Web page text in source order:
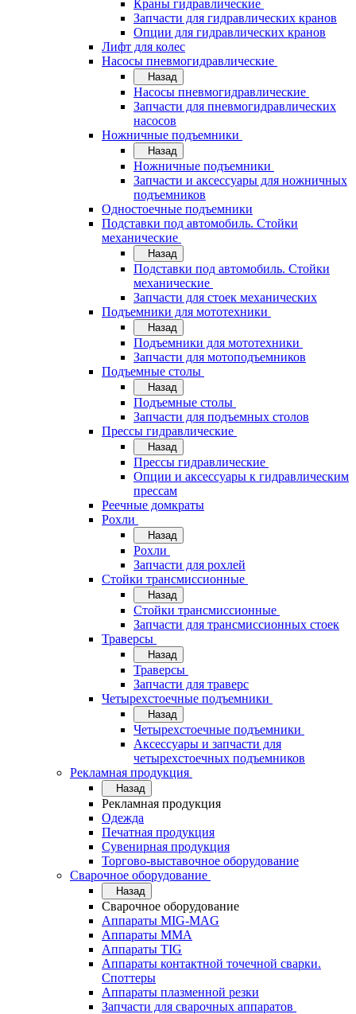
Краны гидравлические
Запчасти для гидравлических кранов
Опции для гидравлических кранов
Лифт для колес
Насосы пневмогидравлические
Назад
Насосы пневмогидравлические
Запчасти для пневмогидравлических
насосов
Ножничные подъемники
Назад
Ножничные подъемники
Запчасти и аксессуары для ножничных
подъемников
Одностоечные подъемники
Подставки под автомобиль. Стойки
механические
Назад
Подставки под автомобиль. Стойки
механические
Запчасти для стоек механических
Подъемники для мототехники
Назад
Подъемники для мототехники
Запчасти для мотоподъемников
Подъемные столы
Назад
Подъемные столы
Запчасти для подъемных столов
Прессы гидравлические
Назад
Прессы гидравлические
Опции и аксессуары к гидравлическим
прессам
Реечные домкраты
Рохли
Назад
Рохли
Запчасти для рохлей
Стойки трансмиссионные
Назад
Стойки трансмиссионные
Запчасти для трансмиссионных стоек
Траверсы
Назад
Траверсы
Запчасти для траверс
Четырехстоечные подъемники
Назад
Четырехстоечные подъемники
Аксессуары и запчасти для
четырехстоечных подъемников
Рекламная продукция
Назад
Рекламная продукция
Одежда
Печатная продукция
Сувенирная продукция
Торгово-выставочное оборудование
Сварочное оборудование
Назад
Сварочное оборудование
Аппараты MIG-MAG
Аппараты MMA
Аппараты TIG
Аппараты контактной точечной сварки.
Споттеры
Аппараты плазменной резки
Запчасти для сварочных аппаратов